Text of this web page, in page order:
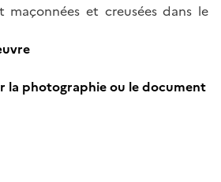
maçonnées et creusées dans le
la photographie ou le document